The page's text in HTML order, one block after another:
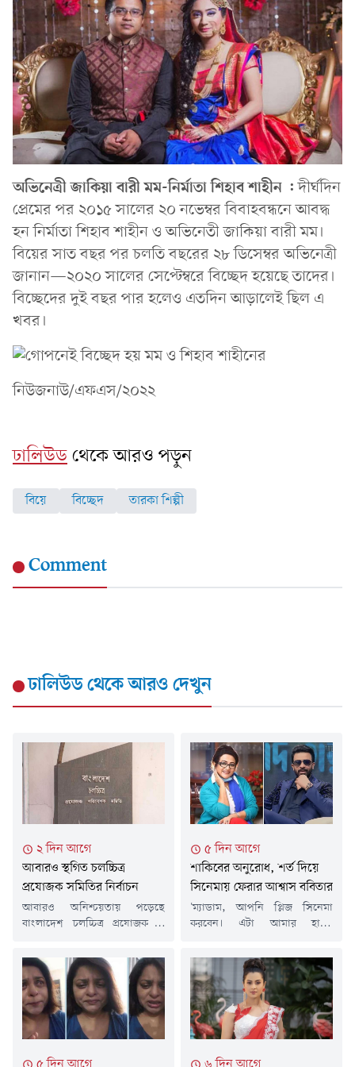
অভিনেত্রী জাকিয়া বারী মম-নির্মাতা শিহাব শাহীন :দীর্ঘদিন
প্রেমের পর ২০১৫ সালের ২০ নভেম্বর বিবাহবন্ধনে আবদ্ধ
হন নির্মাতা শিহাব শাহীন ও অভিনেতী জাকিয়া বারী মম।
বিয়ের সাত বছর পর চলতি বছরের ২৮ ডিসেম্বর অভিনেত্রী
জানান—২০২০ সালের সেপ্টেম্বরে বিচ্ছেদ হয়েছে তাদের।
বিচ্ছেদের দুই বছর পার হলেও এতদিন আড়ালেই ছিল এ
খবর।
নিউজনাউ/এফএস/২০২২
ঢালিউডথেকে আরও পড়ুন
বিয়ে বিচ্ছেদ তারকা শিল্পী
Comment
ঢালিউডথেকে আরও দেখুন
২ দিন আগে
আবারও স্থগিত চলচ্চিত্র
প্রযোজক সমিতির নির্বাচন
আবারও অনিশ্চয়তায় পড়েছে
বাংলাদেশ চলচ্চিত্র প্রযোজক ও
নির্বাচন। আজ ৮ আগস্ট অনুষ্ঠিত
হওয়ার কথা থাকলেও হাইকোর্টের
নির্দেশে নির্বাচন এবং সংশ্লিষ্ট সব
কার্যক্রম দুই মাসের জন্য স্থগিত করা
হয়েছে।বৃহস্পতিবার বিচারপতি
আহমেদ সোহেল ও বিচারপতি
৫ দিন আগে
শাকিবের অনুরোধ, শর্ত দিয়ে
সিনেমায় ফেরার আশ্বাস ববিতার
'ম্যাডাম, আপনি প্লিজ সিনেমা
করবেন। এটা আমার হাম্বল
সাথে আমি আরো কাজ করতে
চাই।'- এভাবেই কিংবদন্তি
অভিনেত্রী ফরিদা আক্তার ববিতাকে
আবারো অভিনয়ে ফেরার জন্য
অনুরোধ করলেন ঢালিউড
সুপারস্টার শাকিব খান। দীর্ঘদিন